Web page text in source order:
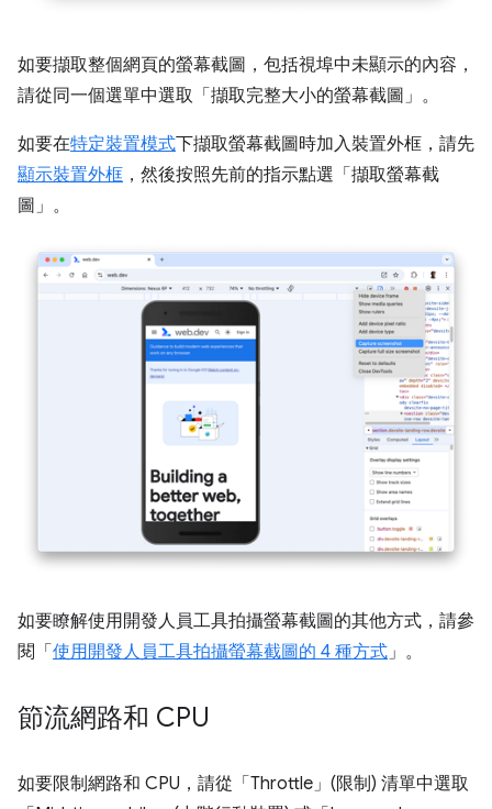
如要擷取整個網頁的螢幕截圖，包括視埠中未顯示的內容，
請從同一個選單中選取「擷取完整大小的螢幕截圖」 。
如要在特定裝置模式下擷取螢幕截圖時加入裝置外框，請先
顯示裝置外框 ，然後按照先前的指示點選「擷取螢幕截
圖」 。
如要瞭解使用開發人員工具拍攝螢幕截圖的其他方式，請參
閱「 使用開發人員工具拍攝螢幕截圖的 4 種方式」。
節流網路和 CPU
如要限制網路和 CPU，請從「Throttle」(限制) 清單中選取